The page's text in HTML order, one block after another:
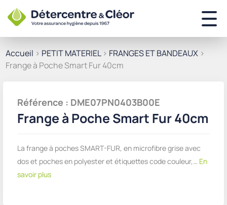
Accueil > PETIT MATERIEL> FRANGES ET BANDEAUX >
Frange à Poche Smart Fur 40cm
Référence : DME07PN0403B00E
Frange à Poche Smart Fur 40cm
La frange à poches SMART-FUR, en microfibre grise avec
dos et poches en polyester et étiquettes code couleur,… En
savoir plus